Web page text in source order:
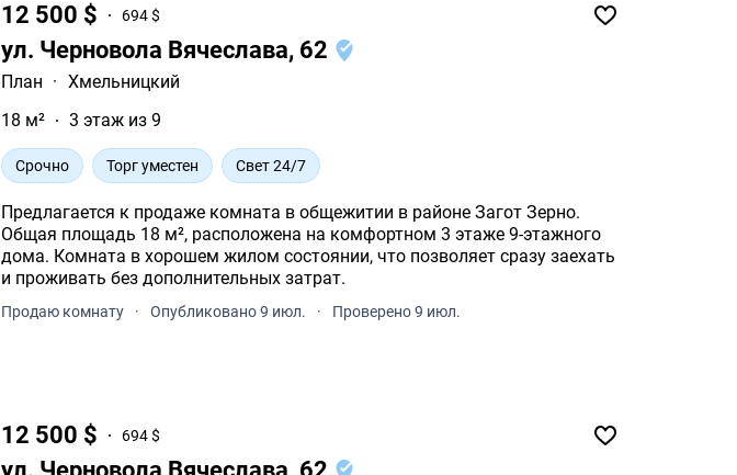
12 500 $ 694 $
ул. Черновола Вячеслава, 62
План · Хмельницкий
18 м²
3 этаж из 9
Срочно Торг уместен Свет 24/7
Предлагается к продаже комната в общежитии в районе Загот Зерно.
Общая площадь 18 м², расположена на комфортном 3 этаже 9-этажного
дома. Комната в хорошем жилом состоянии, что позволяет сразу заехать
и проживать без дополнительных затрат.
Продаю комнату · Опубликовано 9 июл. · Проверено 9 июл.
12 500 $ 694 $